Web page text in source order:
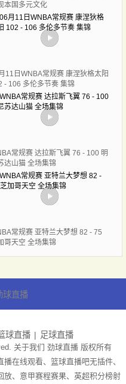
本国多元文化
11日WNBA常规赛 康涅狄格太阳
- 106 多伦多节奏 集锦
常规赛 达拉斯飞翼 76 - 100 明
达山猫 全场集锦
常规赛 亚特兰大梦想 82 - 75
哥天空 全场集锦
球直播
球直播 足球直播
关于我们 劲球直播版权所有
在线观看、篮球直播吧无插件、
放、意甲赛程赛果、英超积分榜射